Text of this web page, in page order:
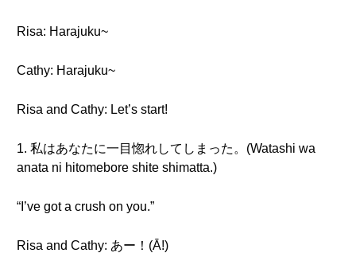
Risa: Harajuku~
Cathy: Harajuku~
Risa and Cathy: Let’s start!
1. 私はあなたに一目惚れしてしまった。(Watashi wa
anata ni hitomebore shite shimatta.)
“I’ve got a crush on you.”
Risa and Cathy: あー！(Ā!)